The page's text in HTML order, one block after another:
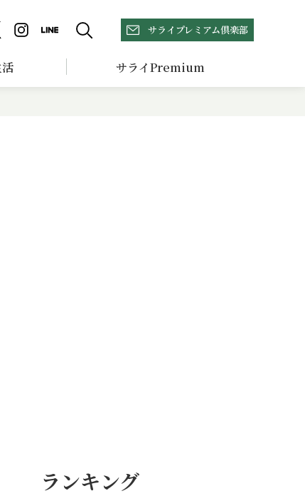
サライプレミアム倶楽部
サライPremium
ランキング